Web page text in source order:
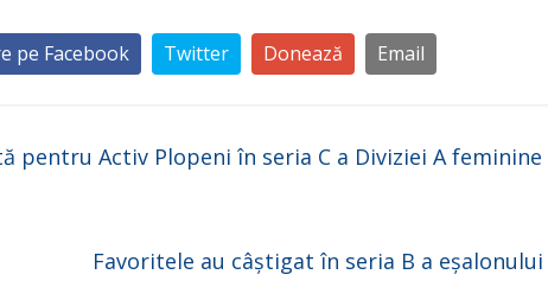
pe Facebook Twitter Donează Email
pentru Activ Plopeni în seria C a Diviziei A feminine
Favoritele au câștigat în seria B a